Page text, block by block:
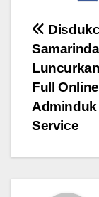
pos
Samarinda
Full Online
Adminduk
Service